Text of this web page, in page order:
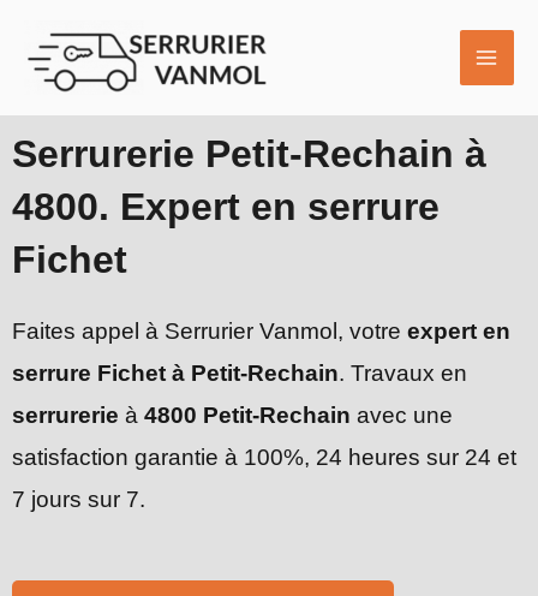
contenu
Serrurerie Petit-Rechain à
4800. Expert en serrure
Fichet
Faites appel à Serrurier Vanmol, votre expert en
serrure Fichet à Petit-Rechain. Travaux en
serrurerie à 4800 Petit-Rechain avec une
satisfaction garantie à 100%, 24 heures sur 24 et
7 jours sur 7.